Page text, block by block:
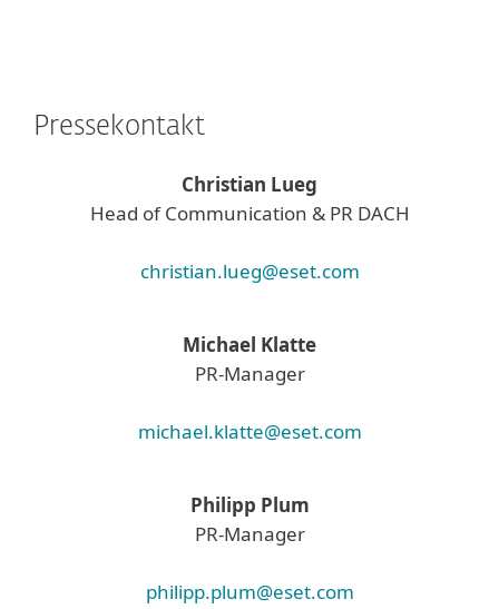
Pressekontakt
Christian Lueg
Head of Communication & PR DACH
christian.lueg@eset.com
Michael Klatte
PR-Manager
michael.klatte@eset.com
Philipp Plum
PR-Manager
philipp.plum@eset.com